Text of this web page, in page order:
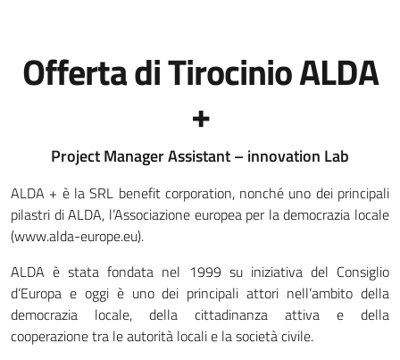
Offerta di Tirocinio ALDA
+
Project Manager Assistant – innovation Lab
ALDA + è la SRL benefit corporation, nonché uno dei principali
pilastri di ALDA, l’Associazione europea per la democrazia locale
(www.alda-europe.eu).
ALDA è stata fondata nel 1999 su iniziativa del Consiglio
d’Europa e oggi è uno dei principali attori nell’ambito della
democrazia locale, della cittadinanza attiva e della
cooperazione tra le autorità locali e la società civile.